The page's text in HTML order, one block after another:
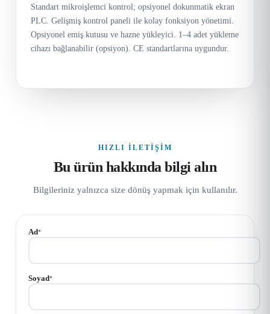
Standart mikroişlemci kontrol; opsiyonel dokunmatik ekran
PLC. Gelişmiş kontrol paneli ile kolay fonksiyon yönetimi.
Opsiyonel emiş kutusu ve hazne yükleyici. 1–4 adet yükleme
cihazı bağlanabilir (opsiyon). CE standartlarına uygundur.
HIZLI İLETIŞIM
Bu ürün hakkında bilgi alın
Bilgileriniz yalnızca size dönüş yapmak için kullanılır.
Ad*
Soyad*